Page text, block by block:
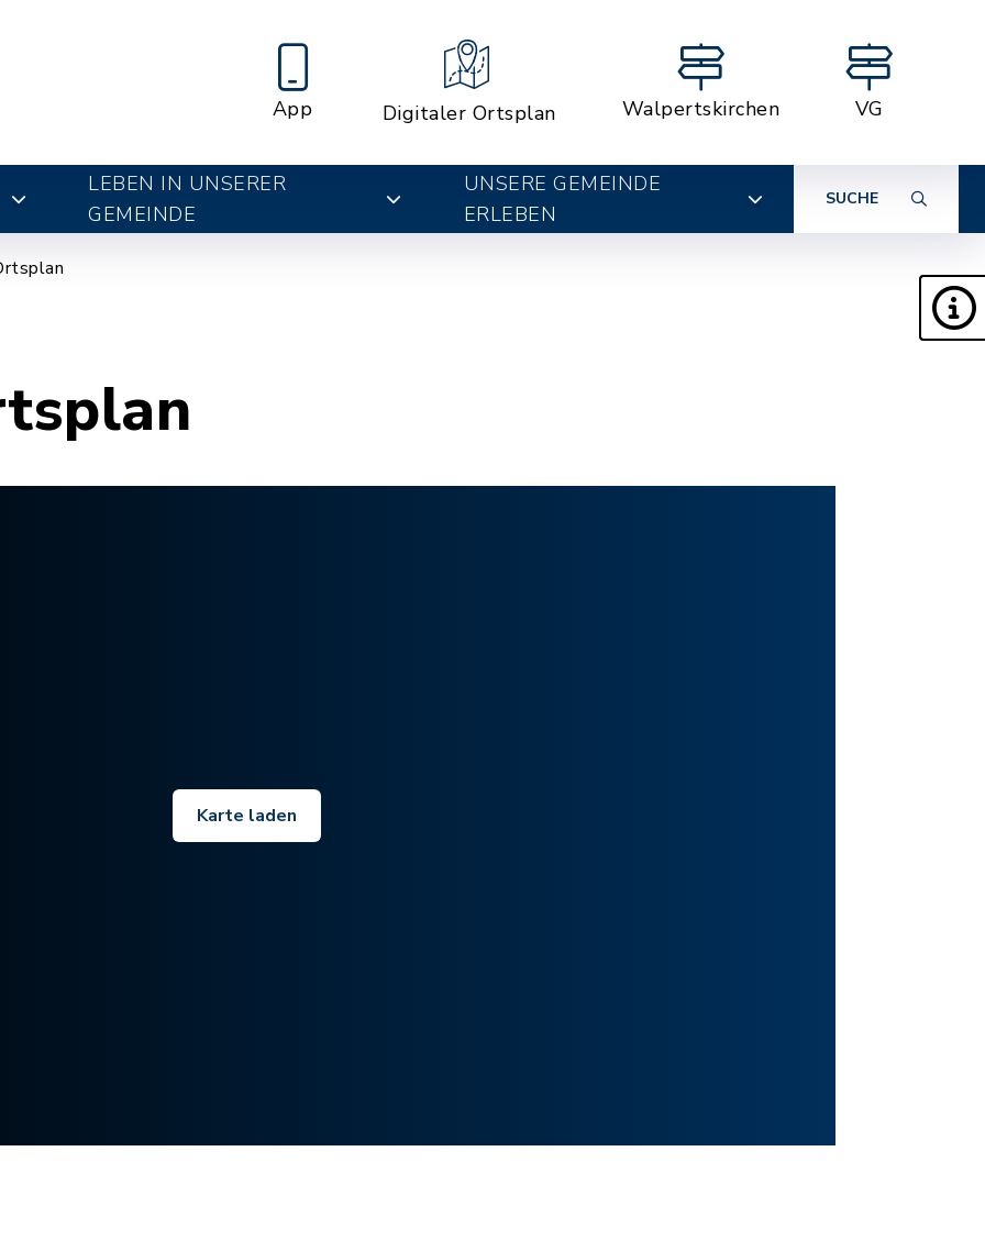
App Digitaler Ortsplan Walpertskirchen VG
LEBEN IN UNSERER
GEMEINDE
UNSERE GEMEINDE
ERLEBEN
SUCHE
Karte laden